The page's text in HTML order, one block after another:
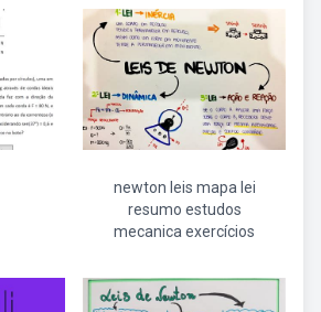
newton leis mapa lei
resumo estudos
mecanica exercícios